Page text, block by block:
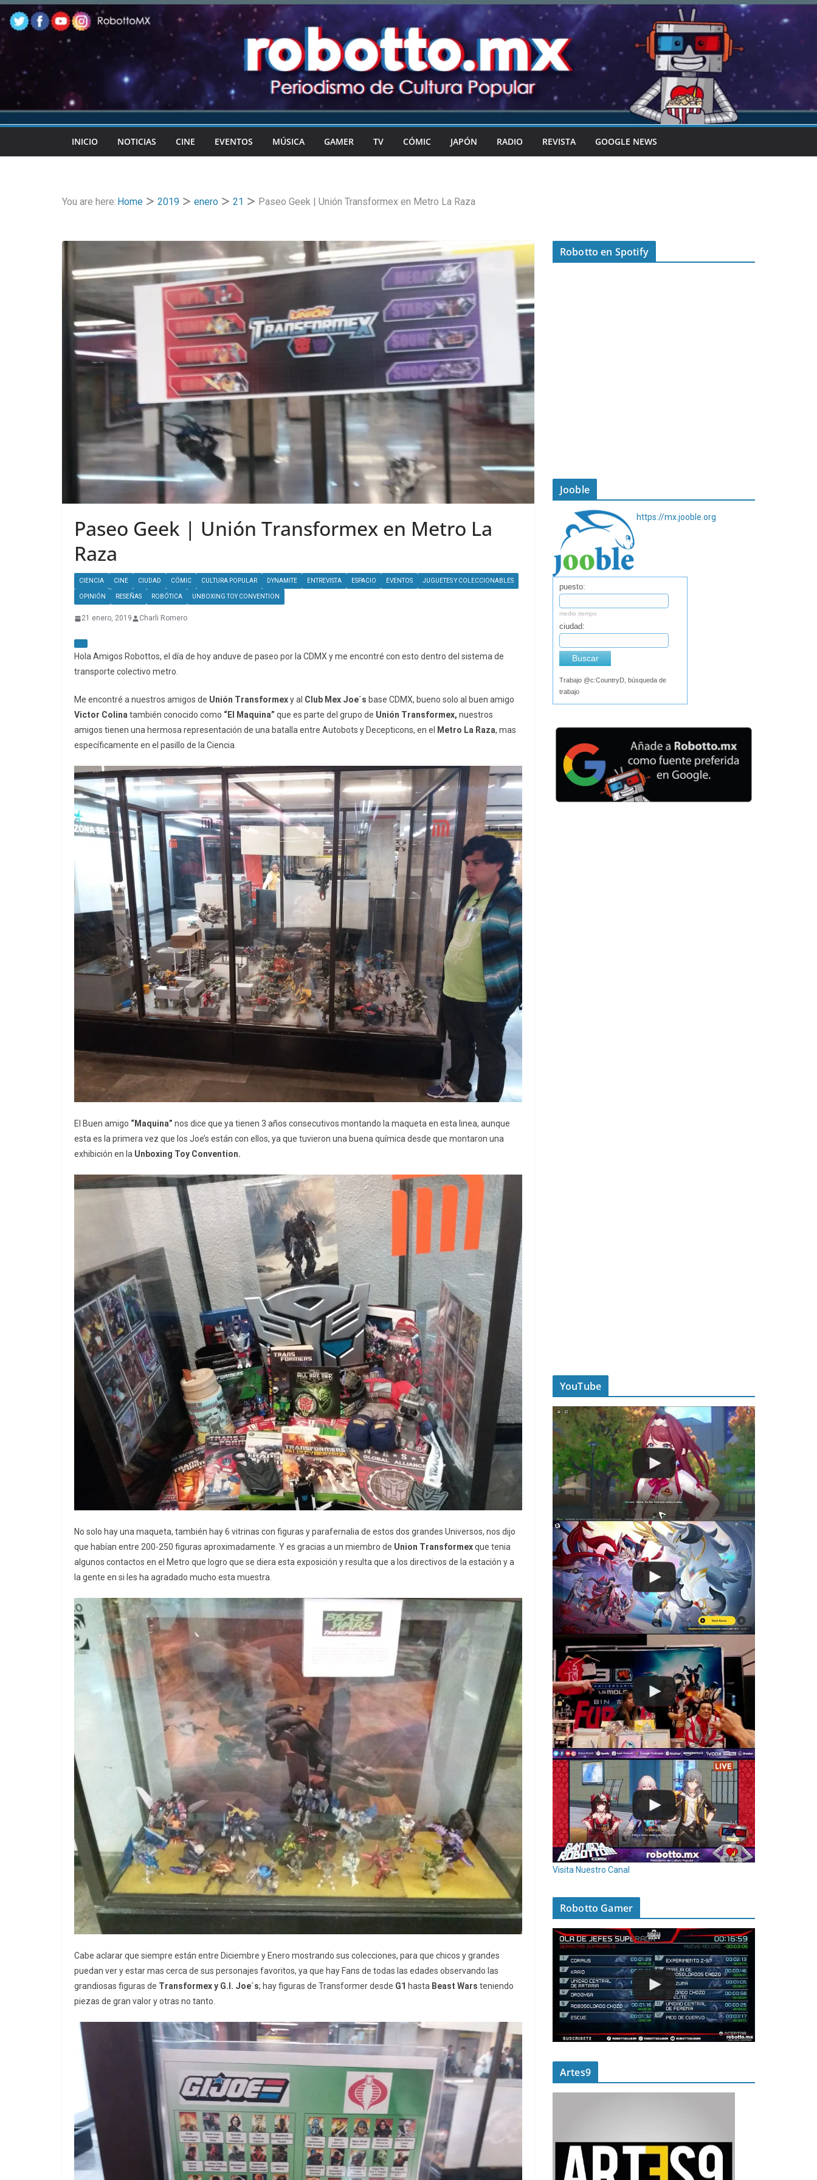
Skip
to
content
INICIO NOTICIAS CINE EVENTOS MÚSICA GAMER TV CÓMIC JAPÓN RADIO REVISTA GOOGLE NEWS
You are here: Home 2019 enero 21 Paseo Geek | Unión Transformex en Metro La Raza
Paseo Geek | Unión Transformex en Metro La
Raza
CIENCIA CINE CIUDAD CÓMIC CULTURA POPULAR DYNAMITE ENTREVISTA ESPACIO EVENTOS JUGUETES Y COLECCIONABLES
OPINIÓN RESEÑAS ROBÓTICA UNBOXING TOY CONVENTION
21 enero, 2019 Charli Romero
Hola Amigos Robottos, el día de hoy anduve de paseo por la CDMX y me encontré con esto dentro del sistema de
transporte colectivo metro.
Me encontré a nuestros amigos de Unión Transformexy al Club Mex Joe´s base CDMX, bueno solo al buen amigo
Victor Colina también conocido como “El Maquina” que es parte del grupo de Unión Transformex, nuestros
amigos tienen una hermosa representación de una batalla entre Autobots y Decepticons, en el
Metro La Raza, mas
específicamente en el pasillo de la Ciencia.
El Buen amigo “Maquina” nos dice que ya tienen 3 años consecutivos montando la maqueta en esta linea, aunque
esta es la primera vez que los Joe’s están con ellos, ya que tuvieron una buena química desde que montaron una
exhibición en la Unboxing Toy Convention.
No solo hay una maqueta, también hay 6 vitrinas con figuras y parafernalia de estos dos grandes Universos, nos dijo
que habían entre 200-250 figuras aproximadamente. Y es gracias a un miembro de Union Transformexque tenia
algunos contactos en el Metro que logro que se diera esta exposición y resulta que a los directivos de la estación y a
la gente en si les ha agradado mucho esta muestra.
Cabe aclarar que siempre están entre Diciembre y Enero mostrando sus colecciones, para que chicos y grandes
puedan ver y estar mas cerca de sus personajes favoritos, ya que hay Fans de todas las edades observando las
grandiosas figuras de Transformex y G.I. Joe´s; hay figuras de Transformer desde G1 hasta Beast Wars teniendo
piezas de gran valor y otras no tanto.
Robotto en Spotify
Jooble
https://mx.jooble.org
puesto:
medio tiempo
ciudad:
Buscar
Trabajo @c:CountryD, búsqueda de
trabajo
YouTube
Visita Nuestro Canal
Robotto Gamer
Artes9